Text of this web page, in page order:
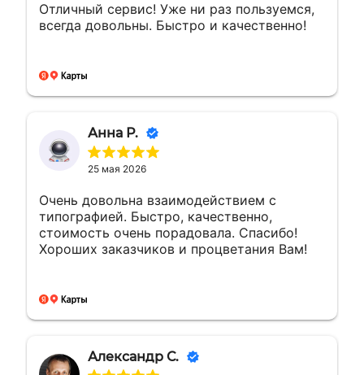
Отличный сервис! Уже ни раз пользуемся,
всегда довольны. Быстро и качественно!
Анна Р.
25 мая 2026
Очень довольна взаимодействием с
типографией. Быстро, качественно,
стоимость очень порадовала. Спасибо!
Хороших заказчиков и процветания Вам!
Александр С.